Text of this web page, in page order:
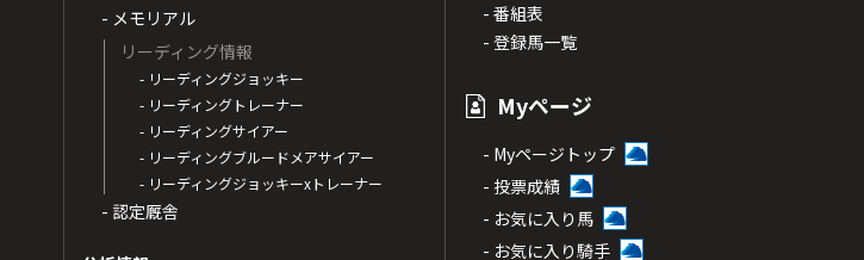
- メモリアル
リーディング情報
- リーディングジョッキー
- リーディングトレーナー
- リーディングサイアー
- リーディングブルードメアサイアー
- リーディングジョッキーxトレーナー
- 認定厩舎
- 番組表
- 登録馬一覧
Myページ
- Myページトップ
- 投票成績
- お気に入り馬
- お気に入り騎手